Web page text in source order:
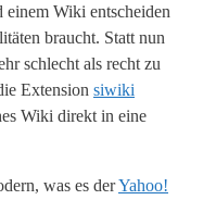
einem Wiki entscheiden
braucht. Statt nun
schlecht als recht zu
Extension siwiki
Wiki direkt in eine
was es derYahoo!